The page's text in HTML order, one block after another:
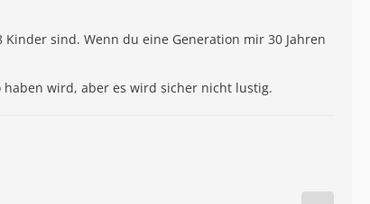
sind. Wenn du eine Generation mir 30 Jahren
wird, aber es wird sicher nicht lustig.